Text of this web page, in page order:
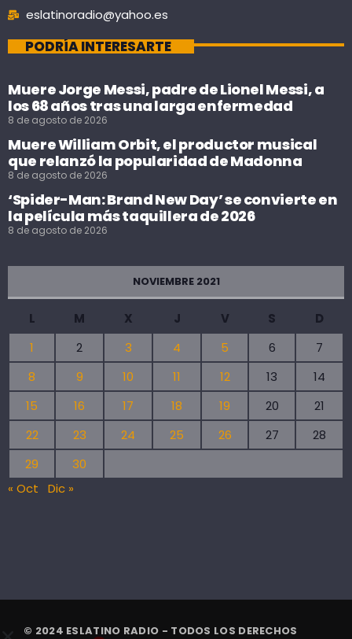
eslatinoradio@yahoo.es
PODRÍA INTERESARTE
Muere Jorge Messi, padre de Lionel Messi, a
los 68 años tras una larga enfermedad
8 de agosto de 2026
Muere William Orbit, el productor musical
que relanzó la popularidad de Madonna
8 de agosto de 2026
‘Spider-Man: Brand New Day’ se convierte en
la película más taquillera de 2026
8 de agosto de 2026
NOVIEMBRE 2021
L M X J V S
D
1
2 3 4 5 6
7
8
9 10 11 12 13
14
15
16 17 18 19 20
21
22
23 24 25 26 27
28
29
30
« Oct
Dic »
© 2024 ESLATINO RADIO - TODOS LOS DERECHOS